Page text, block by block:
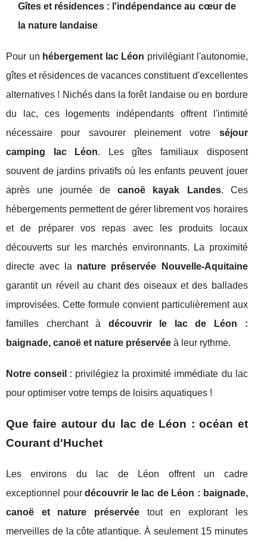
Gîtes et résidences : l'indépendance au cœur de
la nature landaise
Pour un hébergement lac Léon privilégiant l'autonomie,
gîtes et résidences de vacances constituent d'excellentes
alternatives ! Nichés dans la forêt landaise ou en bordure
du lac, ces logements indépendants offrent l'intimité
nécessaire pour savourer pleinement votre séjour
camping lac Léon. Les gîtes familiaux disposent
souvent de jardins privatifs où les enfants peuvent jouer
après une journée decanoë kayak Landes. Ces
hébergements permettent de gérer librement vos horaires
et de préparer vos repas avec les produits locaux
découverts sur les marchés environnants. La proximité
directe avec la nature préservée Nouvelle-Aquitaine
garantit un réveil au chant des oiseaux et des ballades
improvisées. Cette formule convient particulièrement aux
familles cherchant à découvrir le lac de Léon :
baignade, canoë et nature préservée à leur rythme.
Notre conseil : privilégiez la proximité immédiate du lac
pour optimiser votre temps de loisirs aquatiques !
Que faire autour du lac de Léon : océan et
Courant d'Huchet
Les environs du lac de Léon offrent un cadre
exceptionnel pourdécouvrir le lac de Léon : baignade,
canoë et nature préservéetout en explorant les
merveilles de la côte atlantique. À seulement 15 minutes